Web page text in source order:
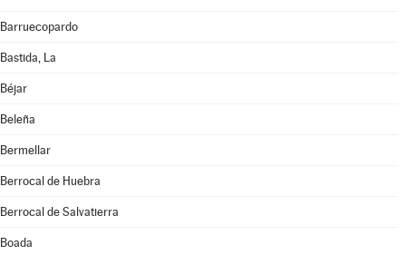
Barruecopardo
Bastida, La
Béjar
Beleña
Bermellar
Berrocal de Huebra
Berrocal de Salvatierra
Boada